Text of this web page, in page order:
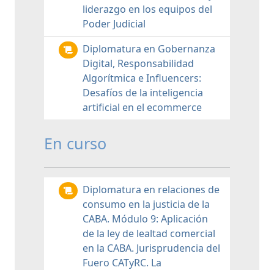
liderazgo en los equipos del
Poder Judicial
Diplomatura en Gobernanza
Digital, Responsabilidad
Algorítmica e Influencers:
Desafíos de la inteligencia
artificial en el ecommerce
En curso
Diplomatura en relaciones de
consumo en la justicia de la
CABA. Módulo 9: Aplicación
de la ley de lealtad comercial
en la CABA. Jurisprudencia del
Fuero CATyRC. La